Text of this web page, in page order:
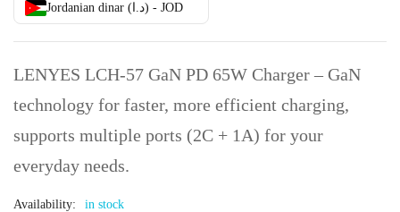
Jordanian dinar (د.ا) - JOD
LENYES LCH-57 GaN PD 65W Charger – GaN
technology for faster, more efficient charging,
supports multiple ports (2C + 1A) for your
everyday needs.
Availability: in stock